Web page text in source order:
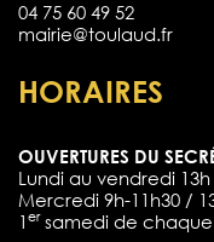
04 75 60 49 52
mairie@toulaud.fr
HORAIRES
OUVERTURES DU
Lundi au vendredi 13h
Mercredi 9h-11h30 /
1 ersamedi de chaque